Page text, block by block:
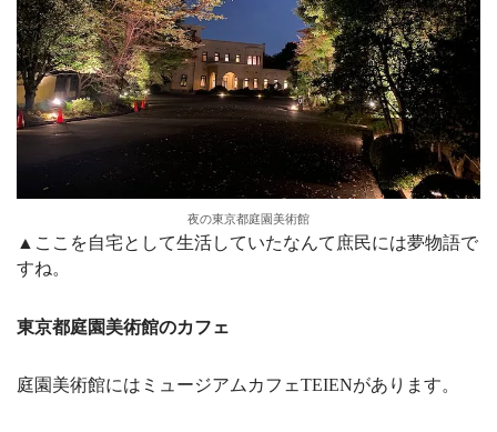
夜の東京都庭園美術館
▲ここを自宅として生活していたなんて庶民には夢物語で
すね。
東京都庭園美術館のカフェ
庭園美術館にはミュージアムカフェTEIENがあります。